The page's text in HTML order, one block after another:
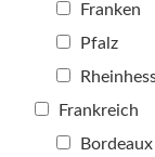
Franken
Pfalz
Frankreich
Bordeaux